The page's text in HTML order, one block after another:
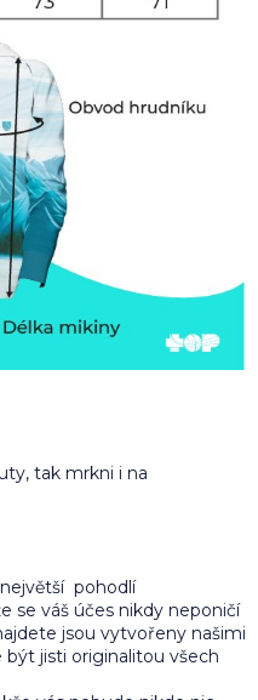
tak mrkni i na
pohodlí
váš účes nikdy neponičí
jsou vytvořeny našimi
jisti originalitou všech